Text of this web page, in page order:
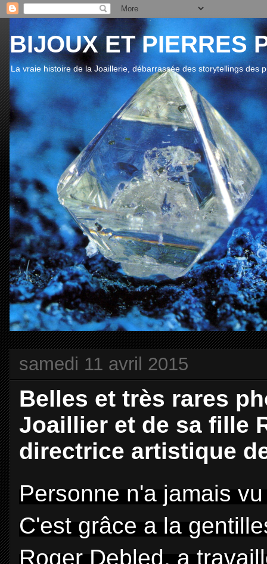
BIJOUX ET PIERRES
La vraie histoire de la Joaillerie, débarrassée des storytellings des
samedi 11 avril 2015
Belles et très rares
Joaillier et de sa fille
directrice artistique
Personne n'a jamais
C'est grâce a la
Roger Debled, a